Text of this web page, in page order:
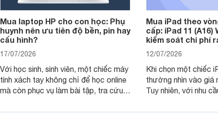
Mua laptop HP cho con học: Phụ
huynh nên ưu tiên độ bền, pin hay
cấu hình?
17/07/2026
Với học sinh, sinh viên, một chiếc máy
tính xách tay không chỉ để học online
mà còn phục vụ làm bài tập, tra cứu,
Mua iPad theo
cấp: iPad 11 (A16)
kiểm soát chi phí
12/07/2026
Khi chọn một chiếc
thường nhìn vào
Tuy nhiên, với nhu